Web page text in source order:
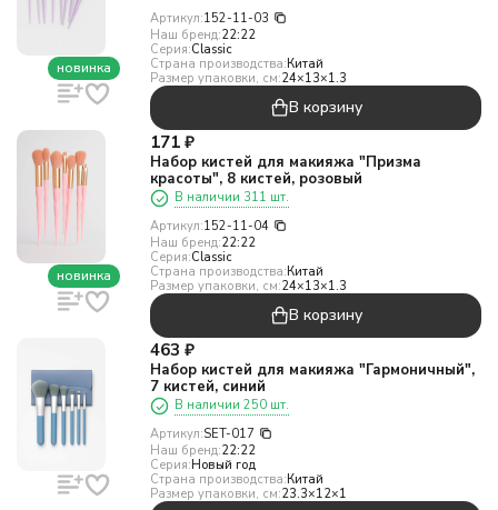
новинка
Артикул:152-11-03
Наш бренд:22:22
Серия:Classic
Страна производства:Китай
Размер упаковки, см:24×13×1.3
В корзину
новинка
171 ₽
Набор кистей для макияжа "Призма
красоты", 8 кистей, розовый
В наличии 311 шт.
Артикул:152-11-04
Наш бренд:22:22
Серия:Classic
Страна производства:Китай
Размер упаковки, см:24×13×1.3
В корзину
463 ₽
Набор кистей для макияжа "Гармоничный",
7 кистей, синий
В наличии 250 шт.
Артикул:SET-017
Наш бренд:22:22
Серия:Новый год
Страна производства:Китай
Размер упаковки, см:23.3×12×1